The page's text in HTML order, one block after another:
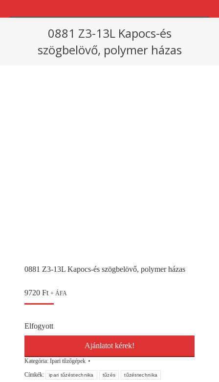
0881 Z3-13L Kapocs-és
szögbelövő, polymer házas
0881 Z3-13L Kapocs-és szögbelövő, polymer házas
9720 Ft + ÁFA
Elfogyott
Ajánlatot kérek!
Kategória: Ipari tűzőgépek
Címkék:
ipari tűzéstechnika tűzés tűzéstechnika